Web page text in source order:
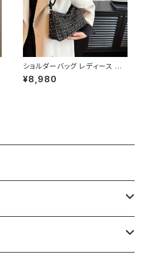
ショルダーバッグ レディース ツ
イードバッグ ミニバッグ ハンド
バッグ ワンショルダーバッグ カ
¥8,980